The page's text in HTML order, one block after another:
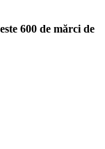
600 de mărci de